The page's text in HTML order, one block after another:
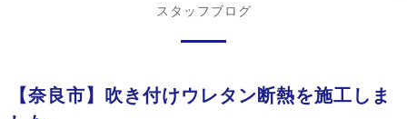
スタッフブログ
【奈良市】吹き付けウレタン断熱を施工しま